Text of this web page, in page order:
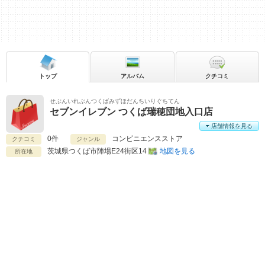
せぶんいれぶんつくばみずほだんちいりぐちてん
セブンイレブン つくば瑞穂団地入口店
クチコミ 0件 ジャンル コンビニエンスストア
所在地 茨城県つくば市陣場E24街区14 地図を見る
店舗情報を見る
トップ アルバム クチコミ